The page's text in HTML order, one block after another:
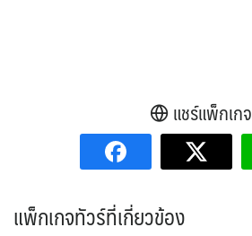
แชร์แพ็กเกจ
แพ็กเกจทัวร์ที่เกี่ยวข้อง